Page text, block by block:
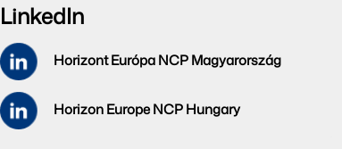
LinkedIn
Horizont Európa NCP Magyarország
Horizon Europe NCP Hungary